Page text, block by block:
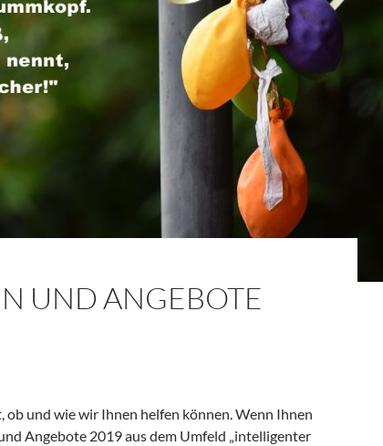
UND ANGEBOTE
ob und wie wir Ihnen helfen können. Wenn Ihnen
Angebote 2019 aus dem Umfeld „intelligenter